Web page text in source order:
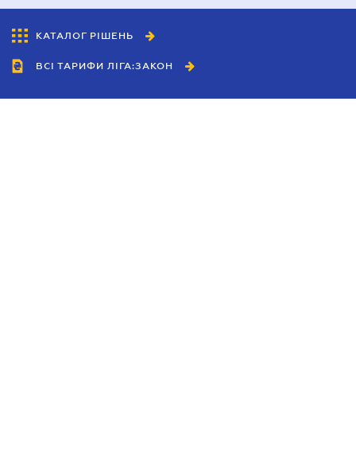
КАТАЛОГ РІШЕНЬ
ВСІ ТАРИФИ ЛІГА:ЗАКОН